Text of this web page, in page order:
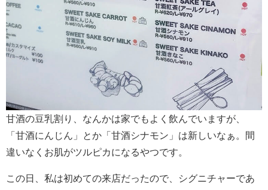
甘酒の豆乳割り、なんかは家でもよく飲んでいますが、
「甘酒にんじん」とか「甘酒シナモン」は新しいなぁ。間
違いなくお肌がツルピカになるやつです。
この日、私は初めての来店だったので、シグニチャーであ